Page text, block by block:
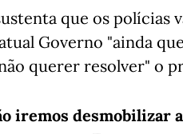
que os polícias
Governo "ainda
querer resolver" o
iremos desmobilizar